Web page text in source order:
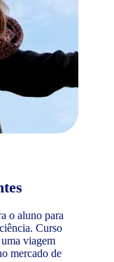
o aluno para
Curso
viagem
mercado de